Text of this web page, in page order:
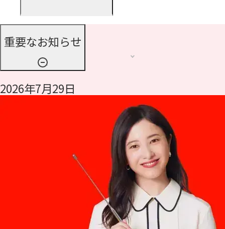
重要なお知らせ
2026年7月29日
令和8年熊本地震に伴う支援について